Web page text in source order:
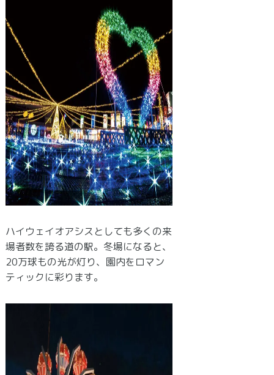
ハイウェイオアシスとしても多くの来
場者数を誇る道の駅。冬場になると、
20万球もの光が灯り、園内をロマン
ティックに彩ります。